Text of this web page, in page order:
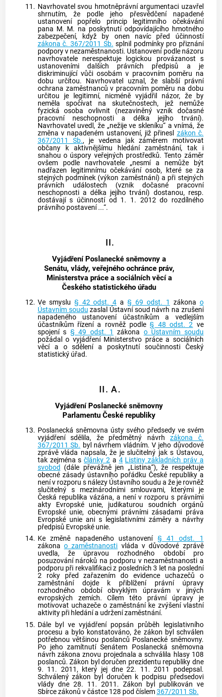
11. Navrhovatel svou hmotněprávní argumentaci uzavřel
shrnutím, že podle jeho přesvědčení napadené
ustanovení popřelo princip legitimního očekávání
pana M. M. na poskytnutí odpovídajícího hmotného
zabezpečení, když by onen navíc před účinností
zákona č. 367/2011 Sb. splnil podmínky pro přiznání
podpory v nezaměstnanosti. Ustanovení podle názoru
navrhovatele nerespektuje logickou provázanost s
ustanoveními dalších právních předpisů a je
diskriminující vůči osobám v pracovním poměru na
dobu určitou. Navrhovatel uznal, že slabší právní
ochrana zaměstnanců v pracovním poměru na dobu
určitou je legitimní, nicméně vyjádřil názor, že by
neměla spočívat na skutečnostech, jež nemůže
fyzická osoba ovlivnit (nezaviněný vznik dočasné
pracovní neschopnostia délka jejího trvání).
Navrhovatel uvedl, že „nežije ve skleníku“ a vnímá, že
změna v napadeném ustanovení, již přinesl zákon č.
367/2011 Sb., je vedena jak záměrem motivovat
občany k aktivnějšímu hledání zaměstnání, tak i
snahou o úspory veřejných prostředků. Tento záměr
ovšem podle navrhovatele „nesmí a nemůže být
nadřazen legitimnímu očekávání osob, které se za
stejných podmínek (výkon zaměstnání) a při stejných
právních událostech (vznik dočasné pracovní
neschopnostia délka jejího trvání) dostanou, resp.
dostávají s účinností od 1. 1. 2012 do rozdílného
právního postavení ...“.
II.
Vyjádření Poslanecké sněmovny a
Senátu, vlády, veřejného ochránce práv,
Ministerstva práce a sociálních věcí a
Českého statistického úřadu
12. Ve smyslu § 42 odst. 4 a§ 69 odst. 1 zákona o
Ústavním soudu zaslal Ústavní soud návrh na zrušení
napadeného ustanovení účastníkům a vedlejším
účastníkům řízení a rovněž podle§ 48 odst. 2 ve
spojení s § 49 odst. 1 zákona o Ústavním soudu
požádal o vyjádření Ministerstvo práce a sociálních
věcí a o sdělení a poskytnutí součinnosti Český
statistický úřad.
II. A.
Vyjádření Poslanecké sněmovny
Parlamentu České republiky
13. Poslanecká sněmovna ústy svého předsedy ve svém
vyjádření sdělila, že předmětný návrhzákona č.
367/2011 Sb. byl návrhem vládním. V jeho důvodové
zprávě vláda napsala, že je slučitelný jak s Ústavou,
tak zejména sčlánky 2 a 4 Listiny základních práv a
svobod (dále převážně jen „Listina“), že respektuje
obecné zásady ústavního pořádku České republiky a
není v rozporu s nálezy Ústavního soudu a že je rovněž
slučitelný s mezinárodními smlouvami, kterými je
Česká republika vázána, a není v rozporu s právními
akty Evropské unie, judikaturou soudních orgánů
Evropské unie, obecnými právními zásadami práva
Evropské unie ani s legislativními záměry a návrhy
předpisů Evropské unie.
14. Ke změně napadeného ustanovení § 41 odst. 1
zákonao zaměstnanosti vláda v důvodové zprávě
uvedla, že úpravou rozhodného období pro
posuzování nároků na podporu v nezaměstnanosti a
podporu při rekvalifikaci z posledních 3 let na poslední
2 roky před zařazením do evidence uchazečů o
zaměstnání dojde k přiblížení právní úpravy
rozhodného období obvyklým úpravám v jiných
evropských zemích. Cílem této právní úpravy je
motivovat uchazeče o zaměstnání ke zvýšení vlastní
aktivity při hledání a udržení zaměstnání.
15. Dále byl ve vyjádření popsán průběh legislativního
procesu a bylo konstatováno, že zákon byl schválen
potřebnou většinou poslanců Poslanecké sněmovny.
Po jeho zamítnutí Senátem Poslanecká sněmovna
návrh zákona znovu projednala a schválila hlasy 108
poslanců. Zákon byl doručen prezidentu republiky dne
9. 11. 2011, který jej dne 22. 11. 2011 podepsal.
Schválený zákon byl doručen k podpisu předsedovi
vlády dne 28. 11. 2011. Zákon byl publikován ve
Sbírce zákonů v částce 128 pod číslem367/2011 Sb.